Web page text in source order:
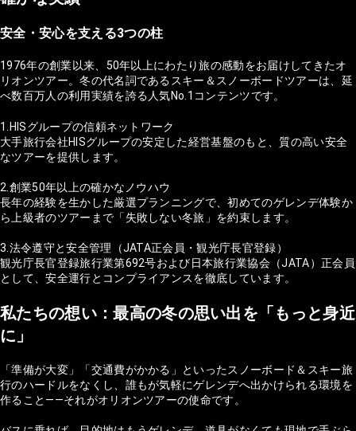
安全・安心を支える3つの柱
1976年の創業以来、50年以上にわたり旅の感動をお届けしてきたオ
リオンツアー。冬の代名詞であるスキー＆スノーボードツアーは、延
べ数百万人の利用実績を誇る人気No.1コンテンツです。
1.HISグループの信頼ネットワーク
大手旅行会社HISグループの安定した経営基盤のもと、質の高い安全
なツアーを提供します。
2.創業50年以上の確かなノウハウ
長年の経験を生かした厳選プランニングで、初めてのゲレンデ体験か
ら上級者のツアーまで「失敗しない冬旅」を約束します。
3.法令遵守と安全管理（JATA正会員・観光庁長官登録）
観光庁長官登録旅行業第692号および日本旅行業協会（JATA）正会員
として、安全運行とコンプライアンスを徹底しています。
私たちの想い：最高の冬の思い出を「もっと身近
に」
「準備が大変」「交通費がかかる」といったスノーボード＆スキー旅
行のハードルをなくし、誰もが気軽にゲレンデへ出かけられる環境を
作ること——それがオリオンツアーの使命です。